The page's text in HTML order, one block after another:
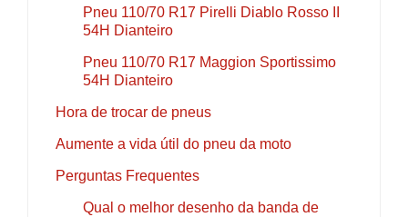
Pneu 110/70 R17 Pirelli Diablo Rosso II
54H Dianteiro
Pneu 110/70 R17 Maggion Sportissimo
54H Dianteiro
Hora de trocar de pneus
Aumente a vida útil do pneu da moto
Perguntas Frequentes
Qual o melhor desenho da banda de